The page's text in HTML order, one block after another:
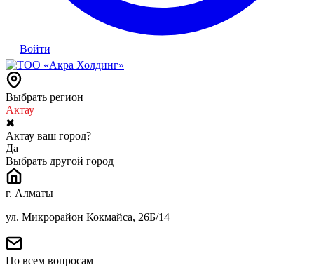
Войти
Выбрать регион
Актау
✖
Актау ваш город?
Да
Выбрать другой город
г. Алматы
ул. Микрорайон Кокмайса, 26Б/14
По всем вопросам